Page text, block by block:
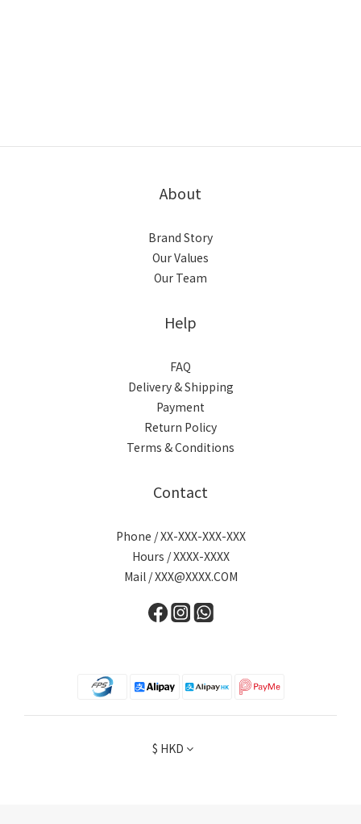
About
Brand Story
Our Values
Our Team
Help
FAQ
Delivery & Shipping
Payment
Return Policy
Terms & Conditions
Contact
Phone / XX-XXX-XXX-XXX
Hours / XXXX-XXXX
Mail / XXX@XXXX.COM
$ HKD